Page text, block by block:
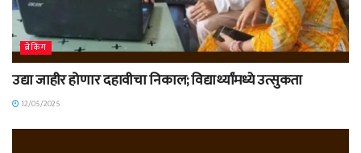
ब्रेकिंग
उद्या जाहीर होणार दहावीचा निकाल; विद्यार्थ्यांमध्ये उत्सुकता
12/05/2025